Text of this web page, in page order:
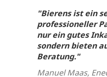
Bierens ist ein
professioneller
nur ein gutes
sondern bieten
Beratung.
Manuel Maas,